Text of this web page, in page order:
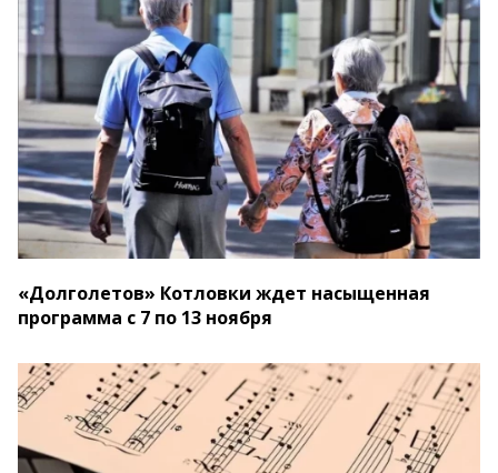
«Долголетов» Котловки ждет насыщенная
программа с 7 по 13 ноября